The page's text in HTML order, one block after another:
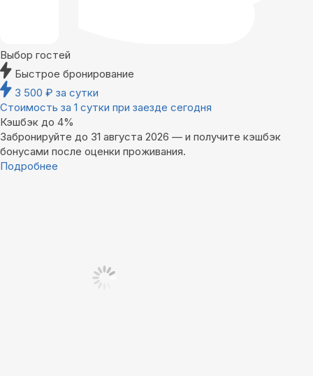
Выбор гостей
Быстрое бронирование
3 500 ₽ за сутки
Стоимость за 1 сутки при заезде сегодня
Кэшбэк до 4%
Забронируйте до 31 августа 2026 — и получите кэшбэк
бонусами после оценки проживания.
Подробнее